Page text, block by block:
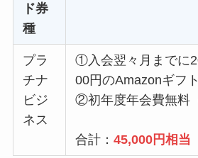
ド券
種
プラ
チナ
ビジ
ネス
①入会翌々月までに
00円のAmazonギフ
②初年度年会費無料
合計：45,000円相当